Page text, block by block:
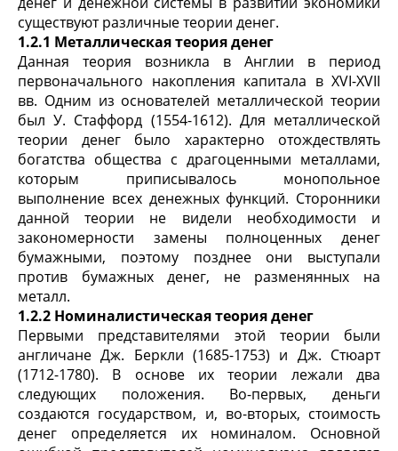
существуют различные теории денег.
1.2.1 Металлическая теория денег
Данная теория возникла в Англии в период
первоначального накопления капитала в XVI-XVII
вв. Одним из основателей металлической теории
был У. Стаффорд (1554-1612). Для металлической
теории денег было характерно отождествлять
богатства общества с драгоценными металлами,
которым приписывалось монопольное
выполнение всех денежных функций. Сторонники
данной теории не видели необходимости и
закономерности замены полноценных денег
бумажными, поэтому позднее они выступали
против бумажных денег, не разменянных на
металл.
1.2.2 Номиналистическая теория денег
Первыми представителями этой теории были
англичане Дж. Беркли (1685-1753) и Дж. Стюарт
(1712-1780). В основе их теории лежали два
следующих положения. Во-первых, деньги
создаются государством, и, во-вторых, стоимость
денег определяется их номиналом. Основной